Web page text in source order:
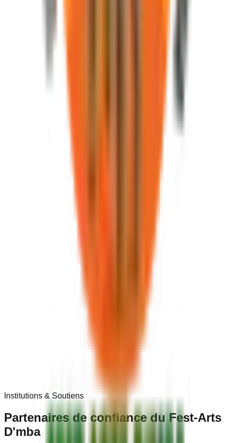
Institutions & Soutiens
Partenaires de confiance du Fest-Arts
D'mba